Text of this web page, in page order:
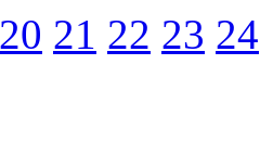
20 21 22 23 24